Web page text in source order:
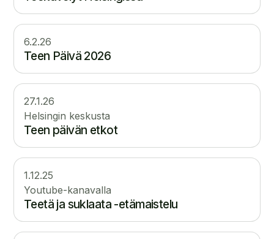
6.2.26
Teen Päivä 2026
27.1.26
Helsingin keskusta
Teen päivän etkot
1.12.25
Youtube-kanavalla
Teetä ja suklaata -etämaistelu